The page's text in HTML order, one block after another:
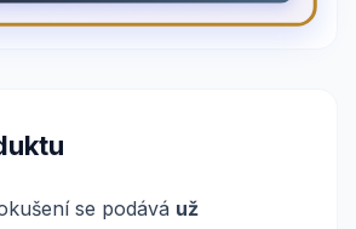
se podává už